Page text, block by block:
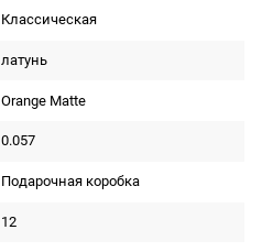
Классическая
латунь
Orange Matte
0.057
Подарочная коробка
12